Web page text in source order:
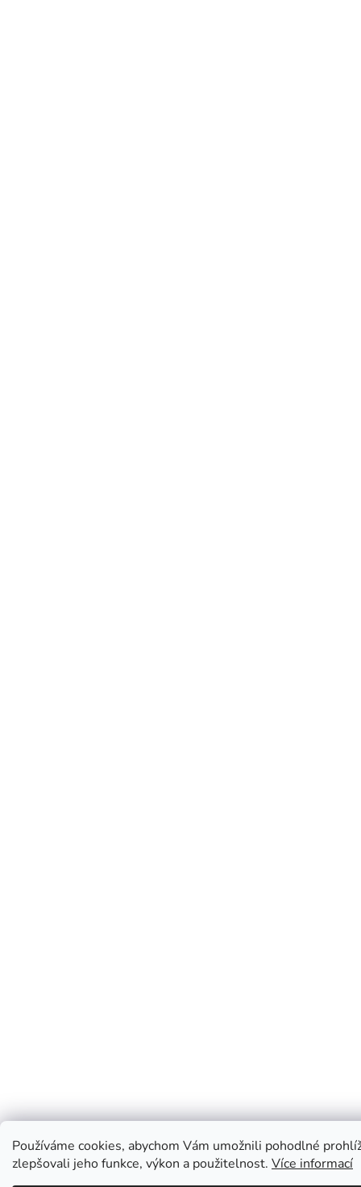
Používáme cookies, abychom Vám umožnili pohodlné
zlepšovali jeho funkce, výkon a použitelnost. Více informací